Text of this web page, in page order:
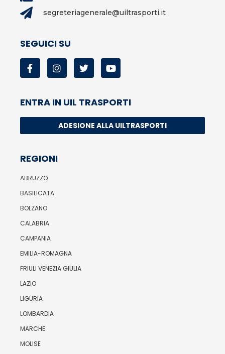
segreteriagenerale@uiltrasporti.it
SEGUICI SU
ENTRA IN UIL TRASPORTI
ADESIONE ALLA UILTRASPORTI
REGIONI
ABRUZZO
BASILICATA
BOLZANO
CALABRIA
CAMPANIA
EMILIA-ROMAGNA
FRIULI VENEZIA GIULIA
LAZIO
LIGURIA
LOMBARDIA
MARCHE
MOLISE